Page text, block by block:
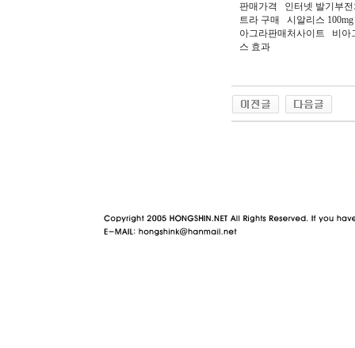
판매가격 인터넷 발기부
트라 구매 시알리스
아그라판매처사이트 비
스 효과